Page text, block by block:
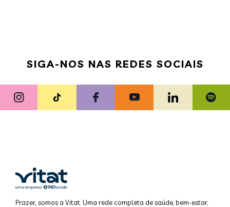
SIGA-NOS NAS REDES SOCIAIS
Prazer, somos a Vitat. Uma rede completa de saúde, bem-estar,